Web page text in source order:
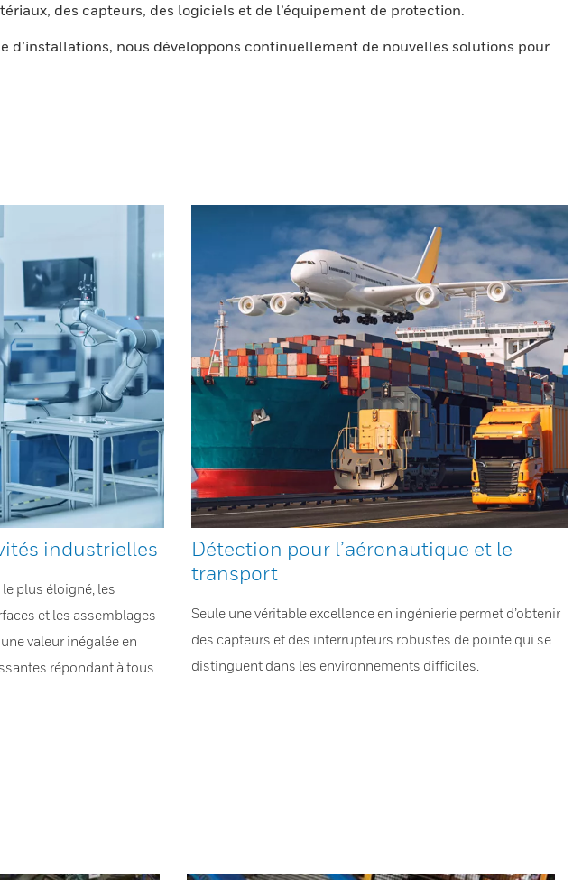
des capteurs, des logiciels et de l’équipement de protection.
nous développons continuellement de nouvelles solutions pour
industrielles
plus éloigné, les
et les assemblages
valeur inégalée en
répondant à tous
Détection pour l’aéronautique et le
transport
Seule une véritable excellence en ingénierie permet d’obtenir
des capteurs et des interrupteurs robustes de pointe qui se
distinguent dans les environnements difficiles.